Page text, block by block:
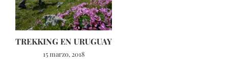
TREKKING EN URUGUAY
15 marzo, 2018